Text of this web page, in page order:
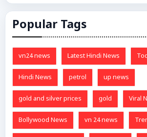
Popular Tags
vn24 news Latest Hindi News
Hindi News petrol up news
gold and silver prices gold Viral
Bollywood News vn 24 news